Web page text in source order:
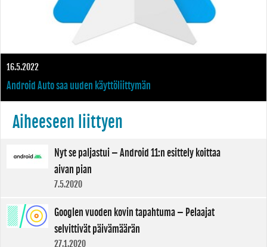
16.5.2022
Android Auto saa uuden käyttöliittymän
Aiheeseen liittyen
Nyt se paljastui – Android 11:n esittely koittaa
aivan pian
7.5.2020
Googlen vuoden kovin tapahtuma – Pelaajat
selvittivät päivämäärän
27.1.2020